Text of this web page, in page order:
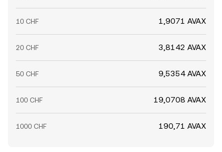
10 CHF 1,9071 AVAX
20 CHF 3,8142 AVAX
50 CHF 9,5354 AVAX
100 CHF 19,0708 AVAX
1000 CHF 190,71 AVAX